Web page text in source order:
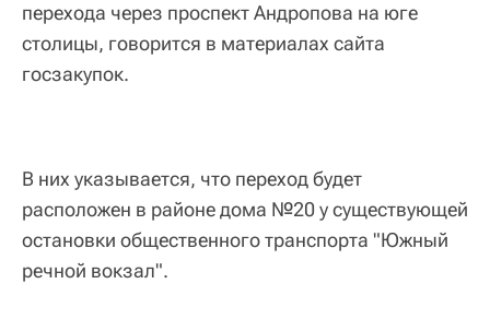
перехода через проспект Андропова на юге
столицы, говорится в материалах сайта
госзакупок.
В них указывается, что переход будет
расположен в районе дома №20 у существующей
остановки общественного транспорта "Южный
речной вокзал".